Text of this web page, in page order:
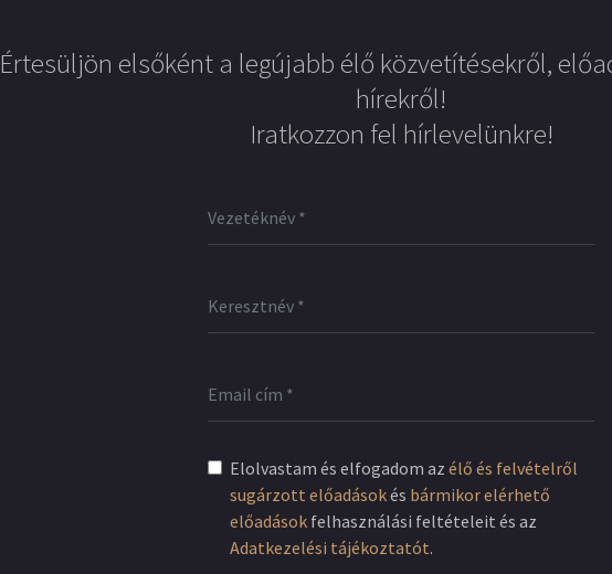
Értesüljön elsőként a legújabb élő közvetítésekről,
hírekről!
Iratkozzon fel hírlevelünkre!
Elolvastam és elfogadom az élő és felvételről
sugárzott előadásokés bármikor elérhető
előadások felhasználási feltételeit és az
Adatkezelési tájékoztatót.